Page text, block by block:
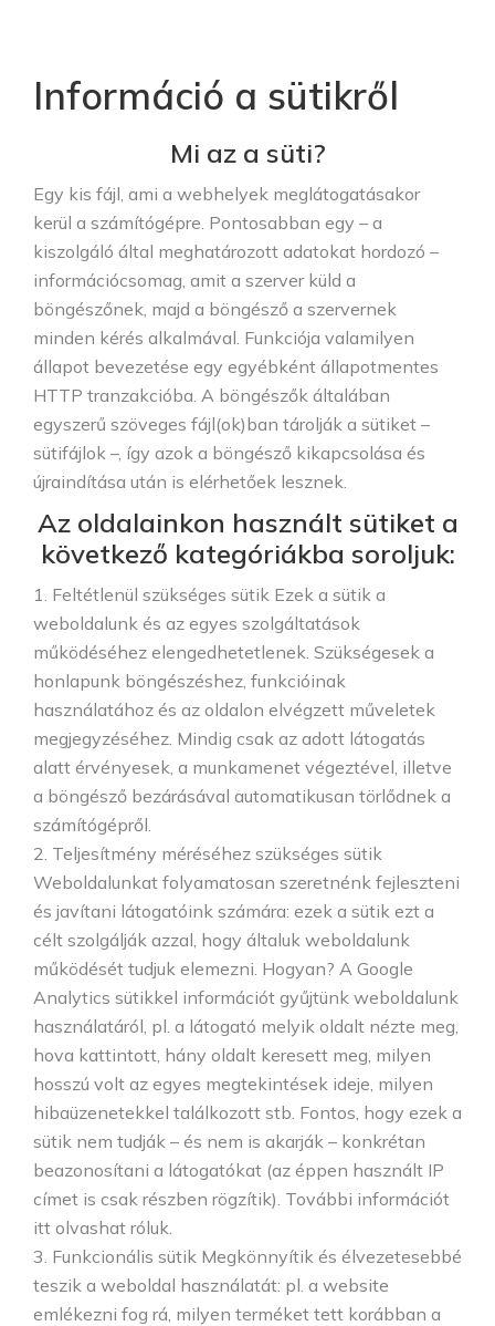
Információ a sütikről
Mi az a süti?
Egy kis fájl, ami a webhelyek meglátogatásakor
kerül a számítógépre. Pontosabban egy – a
kiszolgáló által meghatározott adatokat hordozó –
információcsomag, amit a szerver küld a
böngészőnek, majd a böngésző a szervernek
minden kérés alkalmával. Funkciója valamilyen
állapot bevezetése egy egyébként állapotmentes
HTTP tranzakcióba. A böngészők általában
egyszerű szöveges fájl(ok)ban tárolják a sütiket –
sütifájlok –, így azok a böngésző kikapcsolása és
újraindítása után is elérhetőek lesznek.
Az oldalainkon használt sütiket a
következő kategóriákba soroljuk:
1. Feltétlenül szükséges sütik Ezek a sütik a
weboldalunk és az egyes szolgáltatások
működéséhez elengedhetetlenek. Szükségesek a
honlapunk böngészéshez, funkcióinak
használatához és az oldalon elvégzett műveletek
megjegyzéséhez. Mindig csak az adott látogatás
alatt érvényesek, a munkamenet végeztével, illetve
a böngésző bezárásával automatikusan törlődnek a
számítógépről.
2. Teljesítmény méréséhez szükséges sütik
Weboldalunkat folyamatosan szeretnénk fejleszteni
és javítani látogatóink számára: ezek a sütik ezt a
célt szolgálják azzal, hogy általuk weboldalunk
működését tudjuk elemezni. Hogyan? A Google
Analytics sütikkel információt gyűjtünk weboldalunk
használatáról, pl. a látogató melyik oldalt nézte meg,
hova kattintott, hány oldalt keresett meg, milyen
hosszú volt az egyes megtekintések ideje, milyen
hibaüzenetekkel találkozott stb. Fontos, hogy ezek a
sütik nem tudják – és nem is akarják – konkrétan
beazonosítani a látogatókat (az éppen használt IP
címet is csak részben rögzítik). További információt
itt olvashat róluk.
3. Funkcionális sütik Megkönnyítik és élvezetesebbé
teszik a weboldal használatát: pl. a website
emlékezni fog rá, milyen terméket tett korábban a